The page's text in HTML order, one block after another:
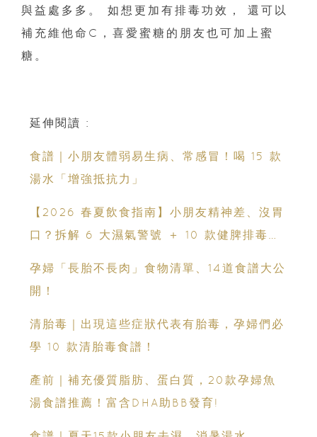
與益處多多。 如想更加有排毒功效， 還可以
補充維他命C，喜愛蜜糖的朋友也可加上蜜
糖。
延伸閱讀 :
食譜｜小朋友體弱易生病、常感冒！喝 15 款
湯水「增強抵抗力」
【2026 春夏飲食指南】小朋友精神差、沒胃
口？拆解 6 大濕氣警號 ＋ 10 款健脾排毒祛
孕婦「長胎不長肉」食物清單、14道食譜大公
開！
清胎毒｜出現這些症狀代表有胎毒，孕婦們必
學 10 款清胎毒食譜！
產前｜補充優質脂肪、蛋白質，20款孕婦魚
湯食譜推薦！富含DHA助BB發育!